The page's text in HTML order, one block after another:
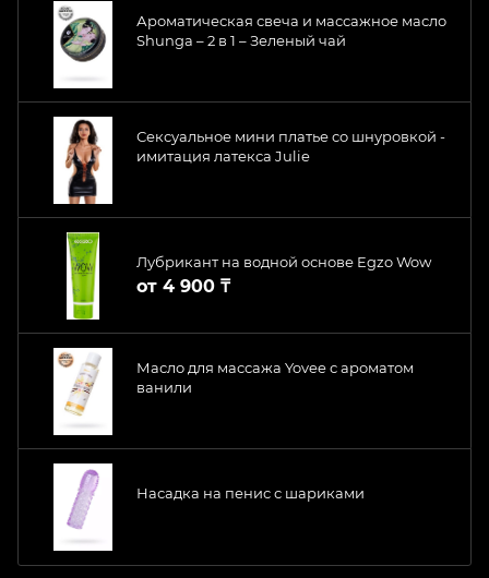
Ароматическая свеча и массажное масло
Shunga – 2 в 1 – Зеленый чай
Сексуальное мини платье со шнуровкой -
имитация латекса Julie
Лубрикант на водной основе Egzo Wow
от 4 900 ₸
Масло для массажа Yovee с ароматом
ванили
Насадка на пенис с шариками